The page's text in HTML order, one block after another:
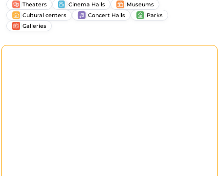
Theaters Cinema Halls
Museums
Cultural centers
Concert Halls
Parks
Galleries